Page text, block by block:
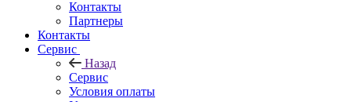
Контакты
Партнеры
Контакты
Сервис
Назад
Сервис
Условия оплаты